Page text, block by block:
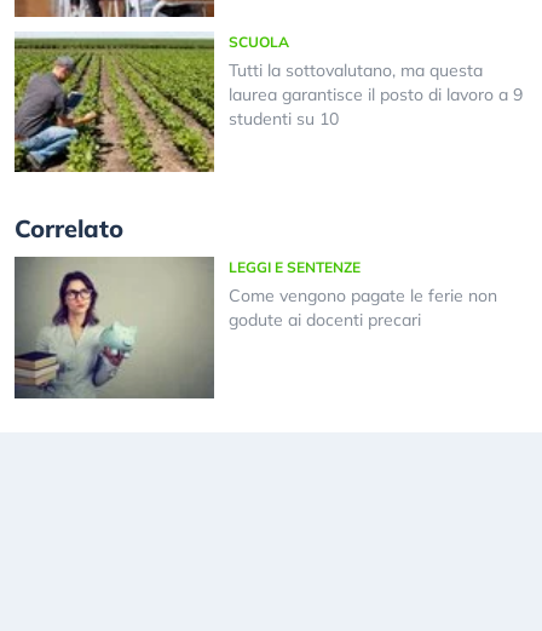
SCUOLA
Tutti la sottovalutano, ma questa
laurea garantisce il posto di lavoro a 9
studenti su 10
Correlato
LEGGI E SENTENZE
Come vengono pagate le ferie non
godute ai docenti precari